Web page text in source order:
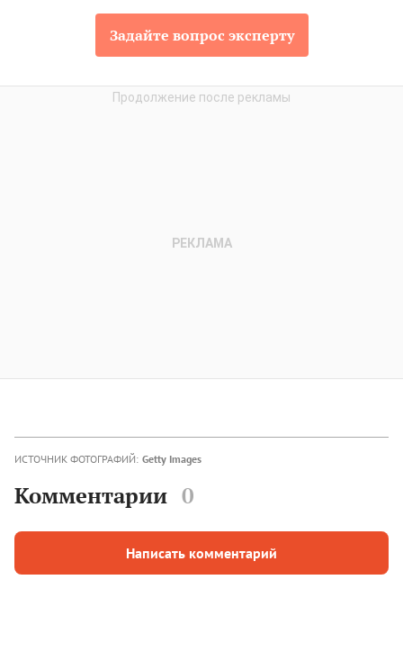
Задайте вопрос эксперту
ИСТОЧНИК ФОТОГРАФИЙ: Getty Images
Комментарии 0
Написать комментарий